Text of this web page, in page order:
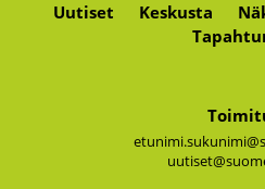
Uutiset Keskusta